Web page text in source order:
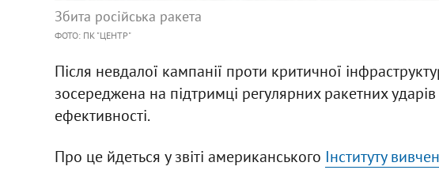
Збита російська ракета
ФОТО: ПК "ЦЕНТР"
Після невдалої кампанії проти критичної
зосереджена на підтримці регулярних ракетних
ефективності.
Про це йдеться у звіті американського Інституту